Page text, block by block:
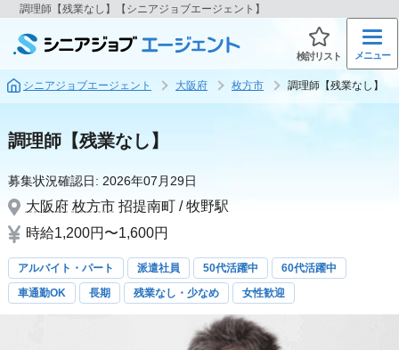
調理師【残業なし】【シニアジョブエージェント】
検討リスト メニュー
シニアジョブエージェント 大阪府 枚方市 調理師【残業なし】
調理師【残業なし】
募集状況確認日: 2026年07月29日
大阪府 枚方市 招提南町 / 牧野駅
時給1,200円〜1,600円
アルバイト・パート 派遣社員 50代活躍中
60代活躍中
車通勤OK
長期 残業なし・少なめ 女性歓迎